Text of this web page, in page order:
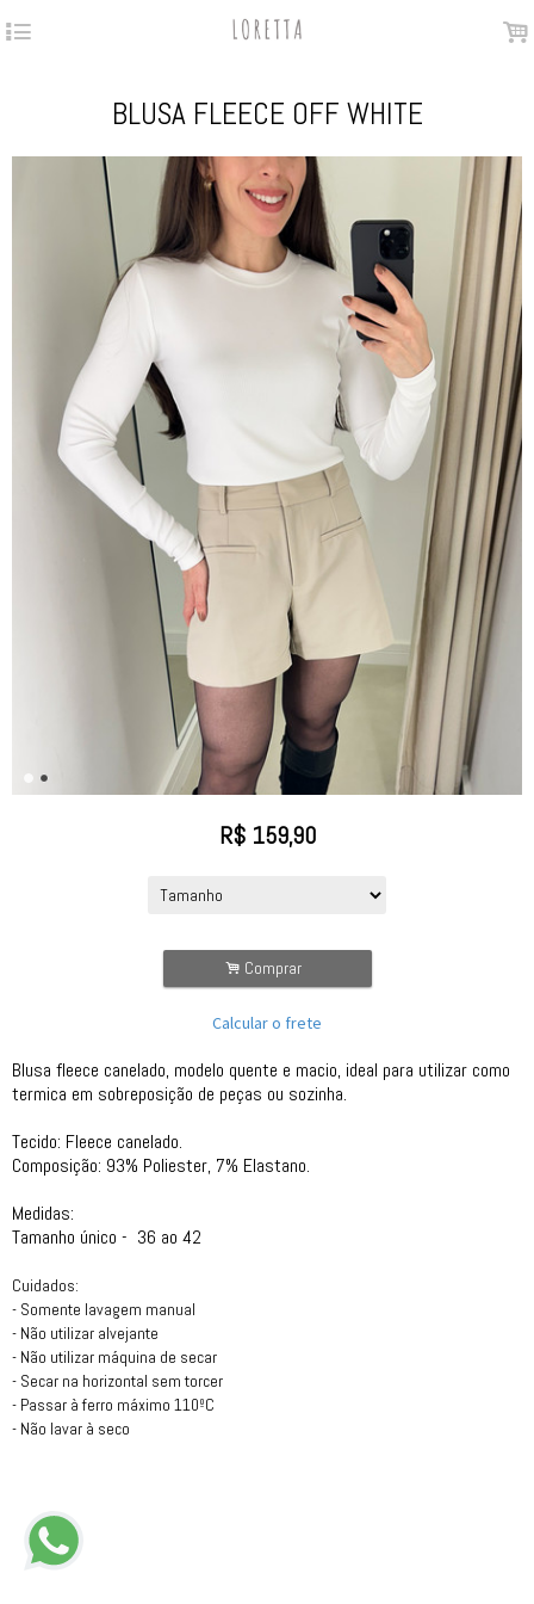
4 .
BLUSA FLEECE OFF WHITE
R$ 159,90
. Comprar
Calcular o frete
Blusa fleece canelado, modelo quente e macio, ideal para utilizar como
termica em sobreposição de peças ou sozinha.
Tecido: Fleece canelado.
Composição: 93% Poliester, 7% Elastano.
Medidas:
Tamanho único - 36 ao 42
Cuidados:
- Somente lavagem manual
- Não utilizar alvejante
- Não utilizar máquina de secar
- Secar na horizontal sem torcer
- Passar à ferro máximo 110ºC
- Não lavar à seco